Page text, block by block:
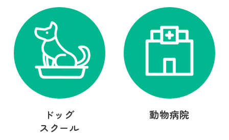
ドッグ
スクール
動物病院